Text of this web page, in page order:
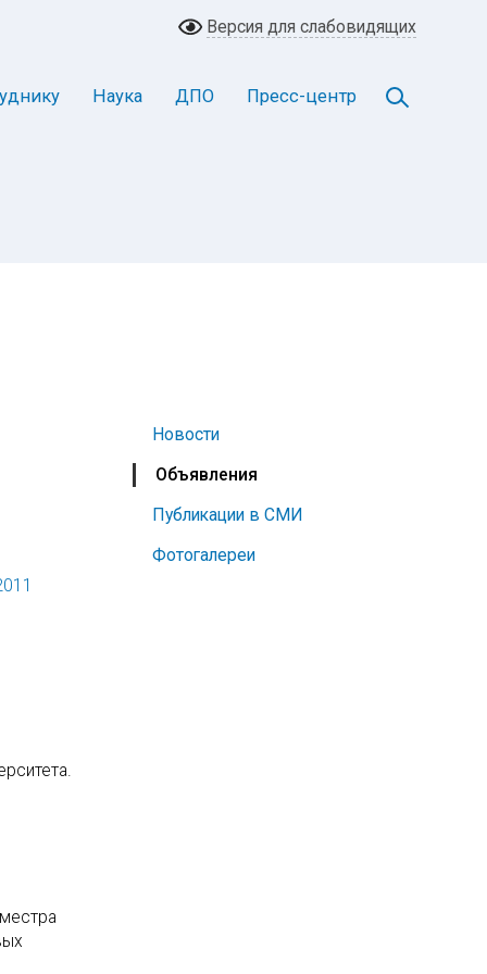
Версия для слабовидящих
Наука ДПО Пресс-центр
Новости
Объявления
Публикации в СМИ
Фотогалереи